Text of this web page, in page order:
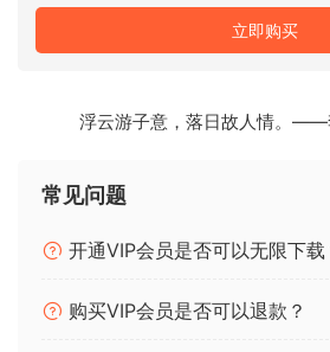
Aurora DSP Dead Kitty v1.1.0
Aurora DSP EQ510 v1.24
Aurora DSP Gorilla v1.2.0
Aurora DSP Laboga Chainsaw
立即购买
浮云游子意，落日故人情。——
常见问题
开通VIP会员是否可以无限下载
购买VIP会员是否可以退款？